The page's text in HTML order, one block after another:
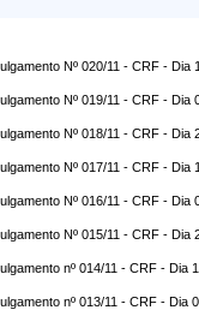
Nº 020/11 - CRF - Dia
Nº 019/11 - CRF - Dia
Nº 018/11 - CRF - Dia
Nº 017/11 - CRF - Dia
Nº 016/11 - CRF - Dia
Nº 015/11 - CRF - Dia
nº 014/11 - CRF - Dia
nº 013/11 - CRF - Dia